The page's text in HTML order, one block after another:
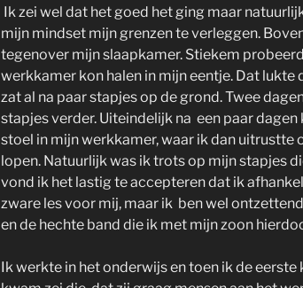
Ik zei wel dat het goed het ging maar
mijn mindset mijn grenzen te verleggen.
tegenover mijn slaapkamer. Stiekem
werkkamer kon halen in mijn eentje. Dat lukte
zat al na paar stapjes op de grond. Twee
stapjes verder. Uiteindelijk na een paar
stoel in mijn werkkamer, waar ik dan uitrustte
lopen. Natuurlijk was ik trots op mijn stapjes
vond ik het lastig te accepteren dat ik
zware les voor mij, maar ik ben wel
en de hechte band die ik met mijn zoon
Ik werkte in het onderwijs en toen ik de